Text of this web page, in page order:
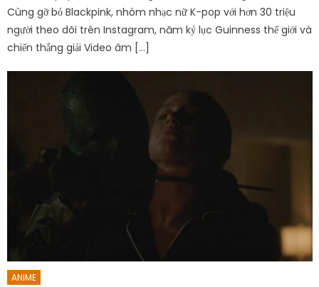
Cùng gỡ bỏ Blackpink, nhóm nhạc nữ K-pop với hơn 30 triệu
người theo dõi trên Instagram, năm kỷ lục Guinness thế giới và
chiến thắng giải Video âm […]
ANIME